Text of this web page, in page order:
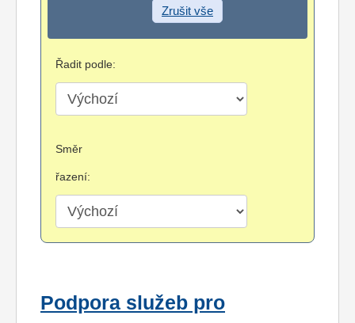
Zrušit vše
Řadit podle:
Směr
řazení:
Podpora služeb pro